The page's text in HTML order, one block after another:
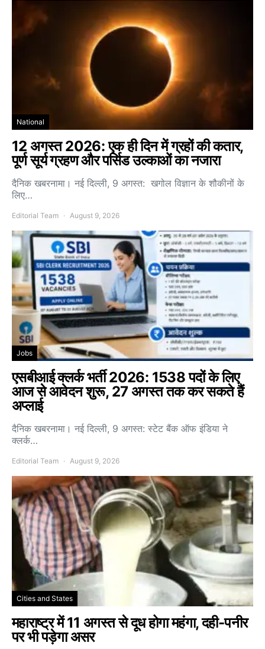
National
12 अगस्त 2026: एक ही दिन में ग्रहों की कतार,
पूर्ण सूर्य ग्रहण और पर्सिड उल्काओं का नजारा
दैनिक खबरनामा। नई दिल्ली, 9 अगस्त: खगोल विज्ञान के शौकीनों के
लिए…
Editorial Team August 9, 2026
Jobs
एसबीआई क्लर्क भर्ती 2026: 1538 पदों के लिए
आज से आवेदन शुरू, 27 अगस्त तक कर सकते हैं
अप्लाई
दैनिक खबरनामा। नई दिल्ली, 9 अगस्त: स्टेट बैंक ऑफ इंडिया ने
क्लर्क…
Editorial Team August 9, 2026
Cities and States
महाराष्ट्र में 11 अगस्त से दूध होगा महंगा, दही-पनीर
पर भी पड़ेगा असर